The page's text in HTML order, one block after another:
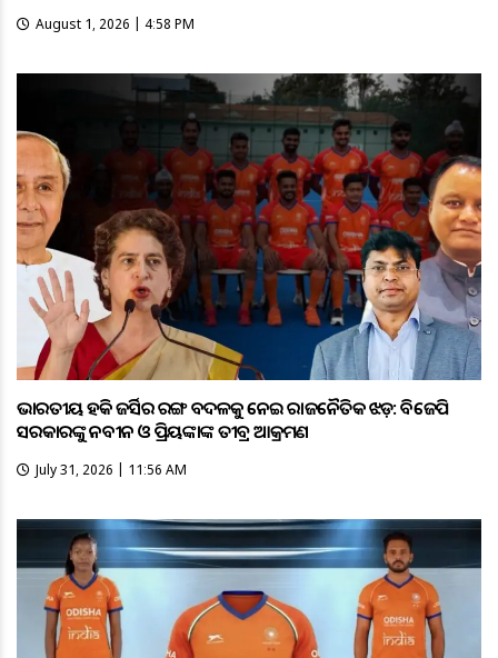
August 1, 2026 | 4:58 PM
ଭାରତୀୟ ହକି ଜର୍ସିର ରଙ୍ଗ ବଦଳକୁ ନେଇ ରାଜନୈତିକ ଝଡ଼: ବିଜେପି
ସରକାରଙ୍କୁ ନବୀନ ଓ ପ୍ରିୟଙ୍କାଙ୍କ ତୀବ୍ର ଆକ୍ରମଣ
July 31, 2026 | 11:56 AM